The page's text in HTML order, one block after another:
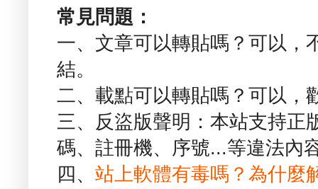
常見問題：
一、文章可以轉貼嗎？可以，
結。
二、載點可以轉貼嗎？可以，
三、反盜版聲明：本站支持正
碼、註冊機、序號...等違法內
四、 站上軟體有毒嗎？為什麼